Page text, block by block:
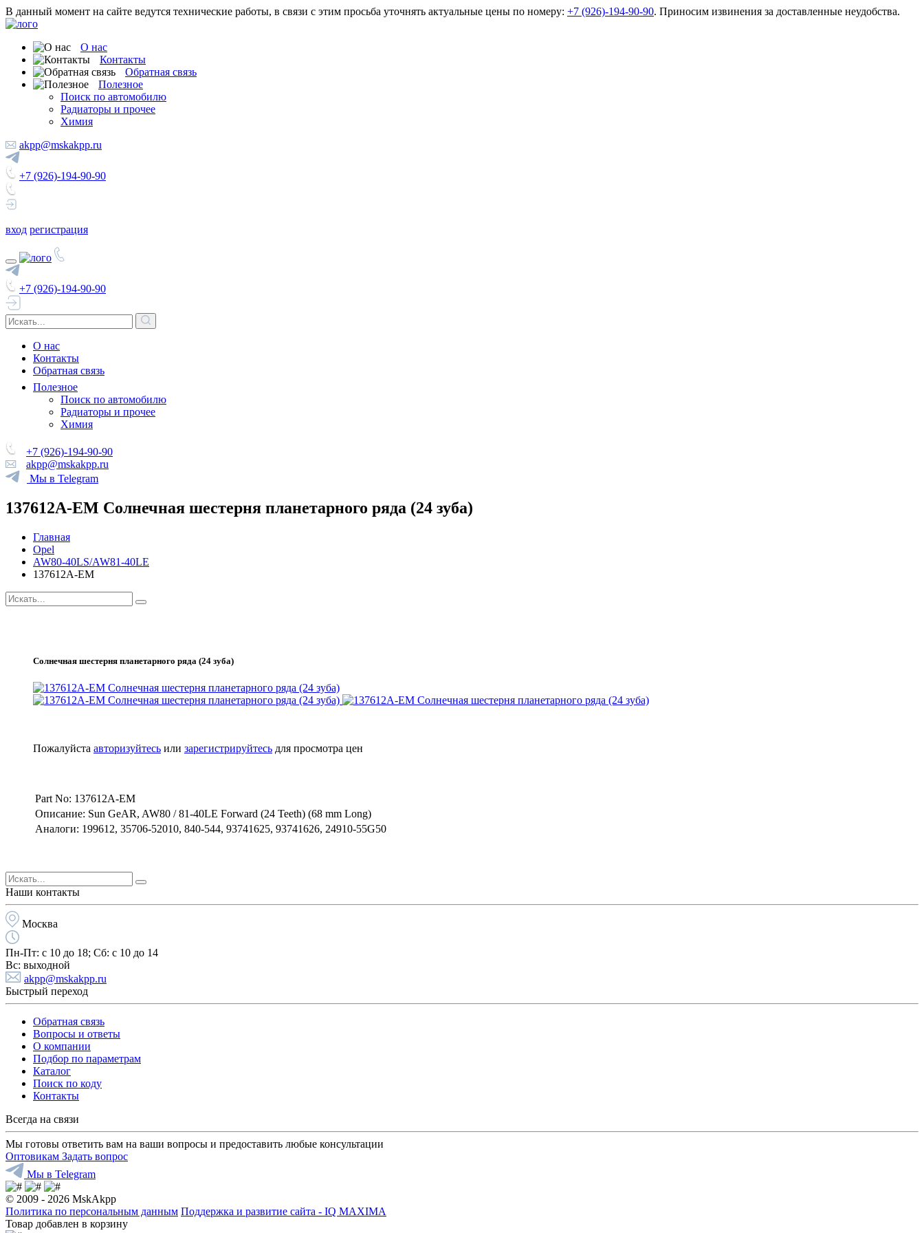
В данный момент на сайте ведутся технические работы, в связи с этим просьба уточнять актуальные цены по номеру: +7 (926)-194-90-90. Приносим извинения за доставленные неудобства.
О нас
Контакты
Обратная связь
Полезное
Поиск по автомобилю
Радиаторы и прочее
Химия
akpp@mskakpp.ru
+7 (926)-194-90-90
вход регистрация
+7 (926)-194-90-90
О нас
Контакты
Обратная связь
Полезное
Поиск по автомобилю
Радиаторы и прочее
Химия
+7 (926)-194-90-90
akpp@mskakpp.ru
Мы в Telegram
137612A-EM Солнечная шестерня планетарного ряда (24 зуба)
Главная
Opel
AW80-40LS/AW81-40LE
137612A-EM
Солнечная шестерня планетарного ряда (24 зуба)
Пожалуйста авторизуйтесь или зарегистрируйтесь для просмотра цен
Part No: 137612A-EM
Описание: Sun GeAR, AW80 / 81-40LE Forward (24 Teeth) (68 mm Long)
Аналоги: 199612, 35706-52010, 840-544, 93741625, 93741626, 24910-55G50
Наши контакты
Москва
Пн-Пт: с 10 до 18; Cб: с 10 до 14
Вс: выходной
akpp@mskakpp.ru
Быстрый переход
Обратная связь
Вопросы и ответы
О компании
Подбор по параметрам
Каталог
Поиск по коду
Контакты
Всегда на связи
Мы готовы ответить вам на ваши вопросы и предоставить любые консультации
Оптовикам Задать вопрос
Мы в Telegram
© 2009 - 2026 MskAkpp
Политика по персональным данным Поддержка и развитие сайта - IQ MAXIMA
Товар добавлен в корзину